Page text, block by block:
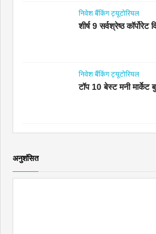
निवेश बैंकिंग ट्यूटोरियल
शीर्ष 9 सर्वश्रेष्ठ कॉर्पोरेट
निवेश बैंकिंग ट्यूटोरियल
टॉप 10 बेस्ट मनी मार्केट
अनुशंसित